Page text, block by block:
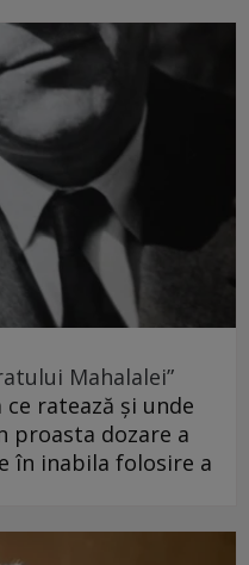
Mahalalei”
ratează și unde
proasta dozare a
în inabila folosire a